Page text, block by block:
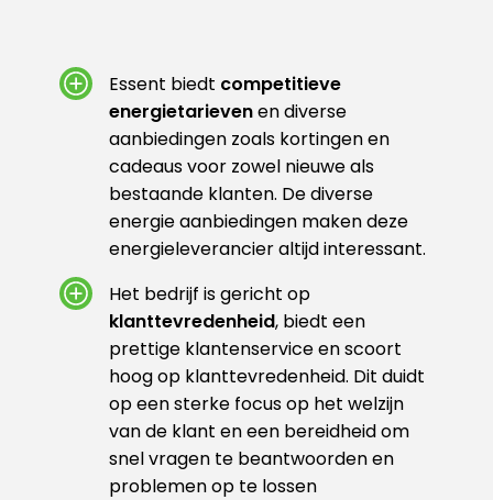
Essent biedt competitieve
energietarievenen diverse
aanbiedingen zoals kortingen en
cadeaus voor zowel nieuwe als
bestaande klanten. De diverse
energie aanbiedingen maken deze
energieleverancier altijd interessant.
Het bedrijf is gericht op
klanttevredenheid, biedt een
prettige klantenservice en scoort
hoog op klanttevredenheid. Dit duidt
op een sterke focus op het welzijn
van de klant en een bereidheid om
snel vragen te beantwoorden en
problemen op te lossen